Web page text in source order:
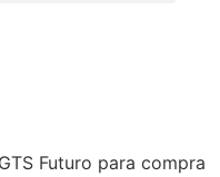
Futuro para compra